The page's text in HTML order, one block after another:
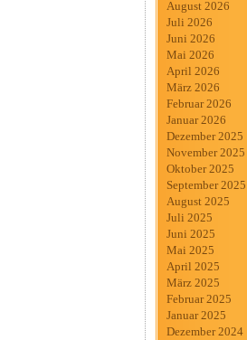
August 2026
Juli 2026
Juni 2026
Mai 2026
April 2026
März 2026
Februar 2026
Januar 2026
Dezember 2025
November 2025
Oktober 2025
September 2025
August 2025
Juli 2025
Juni 2025
Mai 2025
April 2025
März 2025
Februar 2025
Januar 2025
Dezember 2024